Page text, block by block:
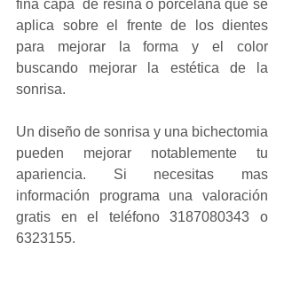
fina capa  de resina o porcelana que se
aplica sobre el frente de los dientes
para mejorar la forma y el color
buscando mejorar la estética de la
sonrisa.
Un diseño de sonrisa y una bichectomia
pueden mejorar notablemente tu
apariencia. Si necesitas mas
información programa una valoración
gratis en el teléfono 3187080343 o
6323155.